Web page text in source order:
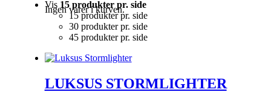
Ingen varer i kurven.
Vis 15 produkter pr. side
15 produkter pr. side
30 produkter pr. side
45 produkter pr. side
LUKSUS STORMLIGHTER